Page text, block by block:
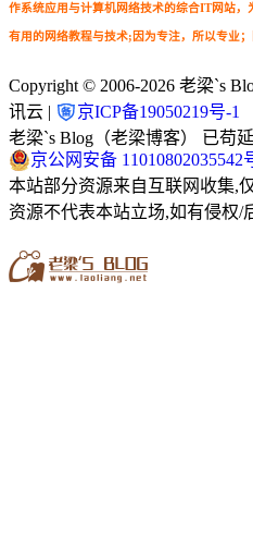
作系统应用与计算机网络技术的综合IT网站，
有用的网络教程与技术;因为专注，所以专业；
Copyright © 2006-2026 老梁`s
讯云 |
京ICP备19050219号-1
老梁`s Blog（老梁博客） 已苟
京公网安备 11010802035542
本站部分资源来自互联网收集,
资源不代表本站立场,如有侵权/